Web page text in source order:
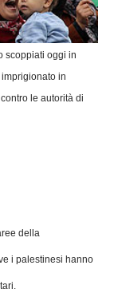
scoppiati oggi in
in
le autorità di
della
i palestinesi hanno